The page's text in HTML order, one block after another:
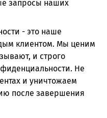
запросы наших
- это наше
клиентом. Мы ценим
и строго
Не
и уничтожаем
после завершения